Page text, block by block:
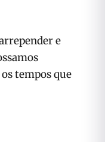
e
tempos que